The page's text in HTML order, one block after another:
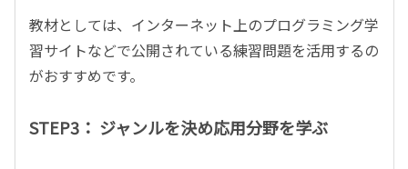
教材としては、インターネット上のプログラミング学
習サイトなどで公開されている練習問題を活用するの
がおすすめです。
STEP3： ジャンルを決め応用分野を学ぶ